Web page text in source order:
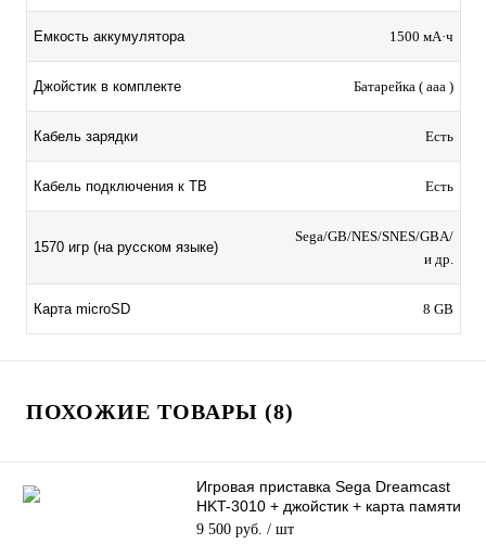
Емкость аккумулятора 1500 мА·ч
Джойстик в комплекте Батарейка ( aaa )
Кабель зарядки Есть
Кабель подключения к ТВ Есть
1570 игр (на русском языке)
Sega/GB/NES/SNES/GBA/
и др.
Карта microSD 8 GB
ПОХОЖИЕ ТОВАРЫ (8)
Игровая приставка Sega Dreamcast
HKT-3010 + джойстик + карта памяти
(Б/У)
9 500 руб. / шт